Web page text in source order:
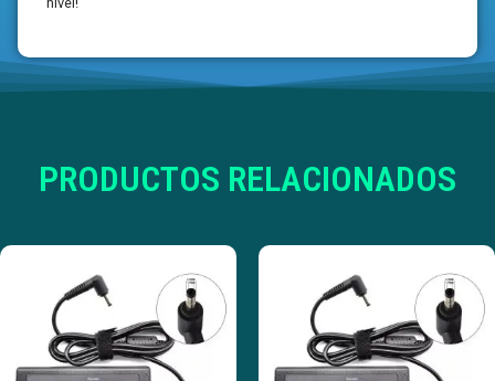
PRODUCTOS RELACIONADOS